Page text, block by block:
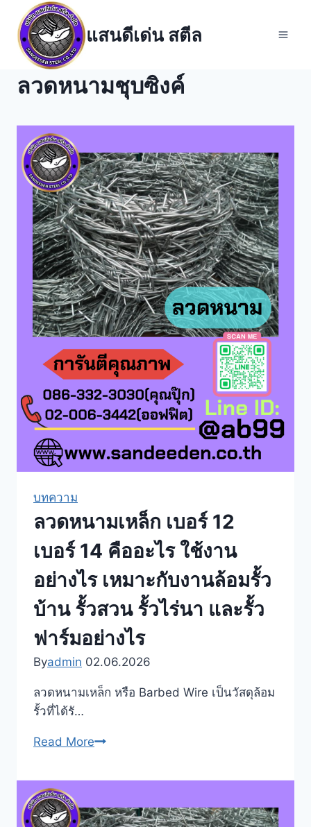
content
แสนดีเด่น สตีล
ลวดหนามชุบซิงค์
บทความ
ลวดหนามเหล็ก เบอร์ 12
เบอร์ 14 คืออะไร ใช้งาน
อย่างไร เหมาะกับงานล้อมรั้ว
บ้าน รั้วสวน รั้วไร่นา และรั้ว
ฟาร์มอย่างไร
Byadmin 02.06.2026
ลวดหนามเหล็ก หรือ Barbed Wire เป็นวัสดุล้อม
รั้วที่ได้รั…
Read Moreลวด
เหล็ก
12